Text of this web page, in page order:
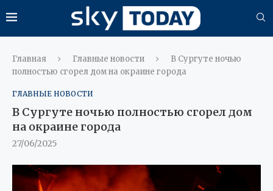
Главная Главные новости
В Сургуте ночью
полностью сгорел дом на окраине города
ГЛАВНЫЕ НОВОСТИ
В Сургуте ночью полностью сгорел дом
на окраине города
27/06/2025